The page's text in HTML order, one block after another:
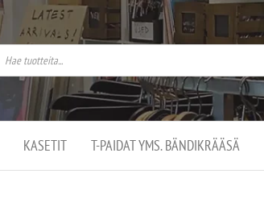
KASETIT T-PAIDAT YMS. BÄNDIKRÄÄSÄ